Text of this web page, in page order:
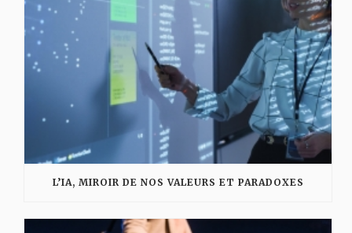
L’IA, MIROIR DE NOS VALEURS ET PARADOXES